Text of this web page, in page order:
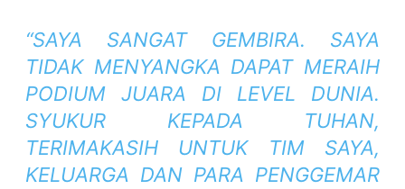
“SAYA SANGAT GEMBIRA. SAYA
TIDAK MENYANGKA DAPAT MERAIH
PODIUM JUARA DI LEVEL DUNIA.
SYUKUR KEPADA TUHAN,
TERIMAKASIH UNTUK TIM SAYA,
KELUARGA DAN PARA PENGGEMAR